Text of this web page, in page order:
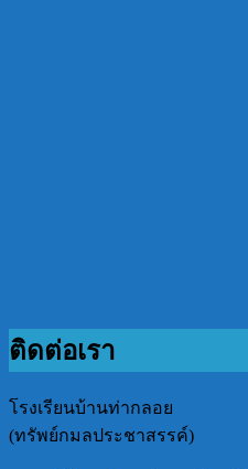
ติดต่อเรา
โรงเรียนบ้านท่ากลอย
(ทรัพย์กมลประชาสรรค์)